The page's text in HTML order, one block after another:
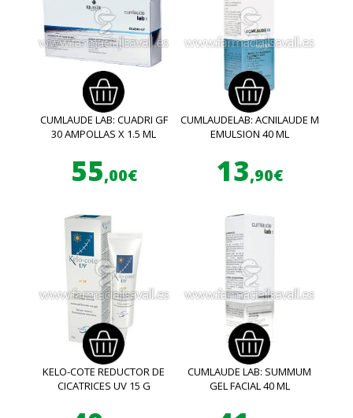
CUMLAUDE LAB: CUADRI GF
30 AMPOLLAS X 1.5 ML
55,00€
CUMLAUDELAB: ACNILAUDE M
EMULSION 40 ML
13,90€
KELO-COTE REDUCTOR DE
CICATRICES UV 15 G
CUMLAUDE LAB: SUMMUM
GEL FACIAL 40 ML